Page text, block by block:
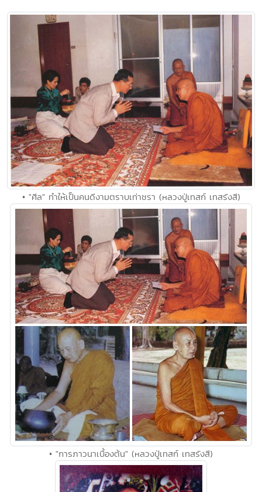
• "ศีล" ทำให้เป็นคนดีงามตราบเท่าชรา (หลวงปู่เทสก์ เทสรังสี)
• "การภาวนาเบื้องต้น" (หลวงปู่เทสก์ เทสรังสี)